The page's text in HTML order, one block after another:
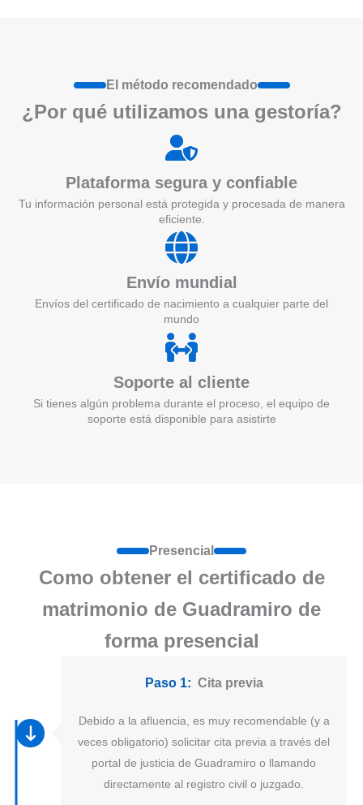
El método recomendado
¿Por qué utilizamos una gestoría?
Plataforma segura y confiable
Tu información personal está protegida y procesada de manera
eficiente.
Envío mundial
Envíos del certificado de nacimiento a cualquier parte del
mundo
Soporte al cliente
Si tienes algún problema durante el proceso, el equipo de
soporte está disponible para asistirte
Presencial
Como obtener el certificado de
matrimonio de Guadramiro de
forma presencial
Paso 1: Cita previa
Debido a la afluencia, es muy recomendable (y a
veces obligatorio) solicitar cita previa a través del
portal de justicia de Guadramiro o llamando
directamente al registro civil o juzgado.